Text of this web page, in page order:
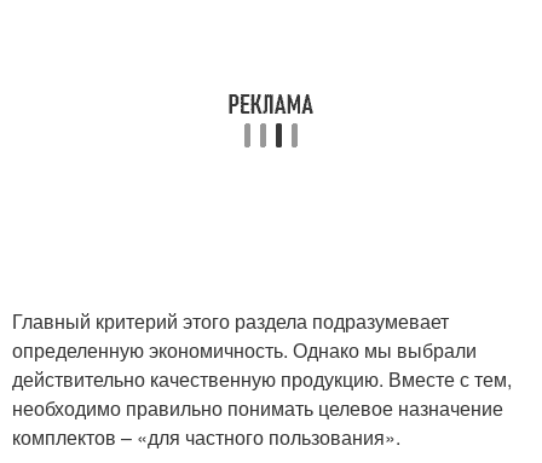
Главный критерий этого раздела подразумевает
определенную экономичность. Однако мы выбрали
действительно качественную продукцию. Вместе с тем,
необходимо правильно понимать целевое назначение
комплектов – «для частного пользования».